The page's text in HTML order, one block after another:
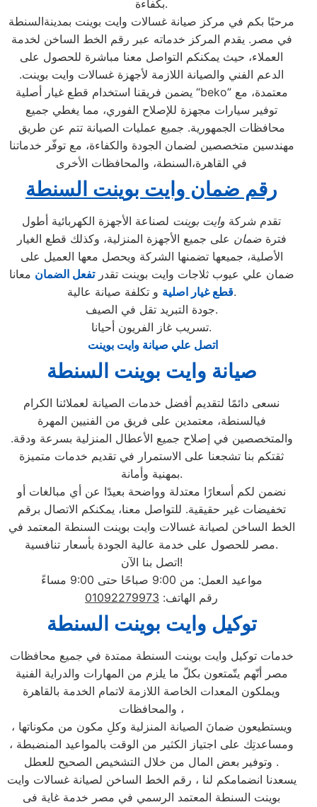
بكفاءة.
مرحبًا بكم في مركز صيانة غسالات وايت بوينت بمدينةالسنطة
في مصر. يقدم المركز خدماته عبر رقم الخط الساخن لخدمة
العملاء، حيث يمكنكم التواصل معنا مباشرة للحصول على
الدعم الفني والصيانة اللازمة لأجهزة غسالات وايت بوينت.
يضمن فريقنا استخدام قطع غيار أصلية “beko” معتمدة، مع
توفير سيارات مجهزة للإصلاح الفوري، مما يغطي جميع
محافظات الجمهورية. جميع عمليات الصيانة تتم عن طريق
مهندسين متخصصين لضمان الجودة والكفاءة، مع توفّر خدماتنا
في القاهرة،السنطة، والمحافظات الأخرى
رقم ضمان وايت بوينت السنطة
تقدم شركة وايت بوينت لصناعة الأجهزة الكهربائية أطول
فترةضمان على جميع الأجهزة المنزلية، وكذلك قطع الغيار
الأصلية، جميعها تضمنها الشركة ويحصل معها العميل على
ضمان علي عيوب ثلاجات وايت بوينت تقدرتفعل الضمان معانا
قطع غيار اصليةو تكلفة صيانة عالية.
جودة التبريد تقل في الصيف.
تسريب غاز الفريون أحيانا.
اتصل علي صيانة وايت بوينت
صيانة وايت بوينت السنطة
نسعى دائمًا لتقديم أفضل خدمات الصيانة لعملائنا الكرام
فيالسنطة، معتمدين على فريق من الفنيين المهرة
والمتخصصين في إصلاح جميع الأعطال المنزلية بسرعة ودقة.
ثقتكم بنا تشجعنا على الاستمرار في تقديم خدمات متميزة
بمهنية وأمانة.
نضمن لكم أسعارًا معتدلة وواضحة بعيدًا عن أي مبالغات أو
تخفيضات غير حقيقية. للتواصل معنا، يمكنكم الاتصال برقم
الخط الساخن لصيانة غسالات وايت بوينت السنطة المعتمد في
مصر للحصول على خدمة عالية الجودة بأسعار تنافسية.
اتصل بنا الآن!
مواعيد العمل: من 9:00 صباحًا حتى 9:00 مساءً
رقم الهاتف: 01092279973
توكيل وايت بوينت السنطة
خدمات توكيل وايت بوينت السنطة ممتدة في جميع محافظات
مصر أنّهم يتّمتعون بكلّ ما يلزم من المهارات والدراية الفنية
ويملكون المعدات الخاصة اللازمة لاتمام الخدمة بالقاهرة
والمحافظات ،
ويستطيعون ضمانَ الصيانة المنزلية وكلِ مكون من مكوناتها ،
ومساعدتِك على اجتياز الكثير من الوقت بالمواعيد المنضبطة ،
وتوفير بعض المال من خلال التشخيص الصحيح للعطل .
يسعدنا انضمامكم لنا ، رقم الخط الساخن لصيانة غسالات وايت
بوينت السنطة المعتمد الرسمي في مصر خدمة غاية فى